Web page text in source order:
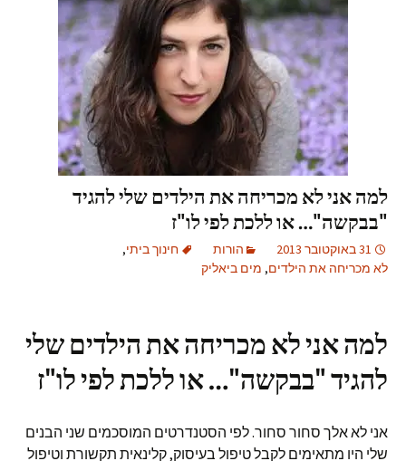
למה אני לא מכריחה את הילדים שלי להגיד
"בבקשה"… או ללכת לפי לו"ז
31 באוקטובר 2013 הורות חינוך ביתי,
לא מכריחה את הילדים, מים ביאליק
למה אני לא מכריחה את הילדים שלי
להגיד "בבקשה"… או ללכת לפי לו"ז
אני לא אלך סחור סחור. לפי הסטנדרטים המוסכמים שני הבנים
שלי היו מתאימים לקבל טיפול בעיסוק, קלינאית תקשורת וטיפול